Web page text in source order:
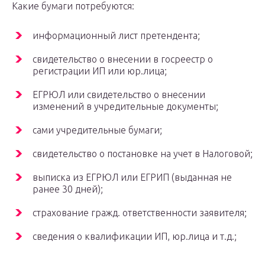
Какие бумаги потребуются:
информационный лист претендента;
свидетельство о внесении в госреестр о
регистрации ИП или юр.лица;
ЕГРЮЛ или свидетельство о внесении
изменений в учредительные документы;
сами учредительные бумаги;
свидетельство о постановке на учет в Налоговой;
выписка из ЕГРЮЛ или ЕГРИП (выданная не
ранее 30 дней);
страхование гражд. ответственности заявителя;
сведения о квалификации ИП, юр.лица и т.д.;